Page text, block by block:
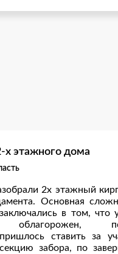
этажного дома
2х этажный
Основная
в том, что
облагорожен,
ставить за
забора, по